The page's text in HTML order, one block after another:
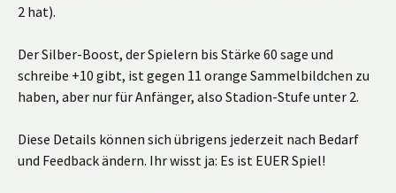
2 hat).
Der Silber-Boost, der Spielern bis Stärke 60 sage und
schreibe +10 gibt, ist gegen 11 orange Sammelbildchen zu
haben, aber nur für Anfänger, also Stadion-Stufe unter 2.
Diese Details können sich übrigens jederzeit nach Bedarf
und Feedback ändern. Ihr wisst ja: Es ist EUER Spiel!